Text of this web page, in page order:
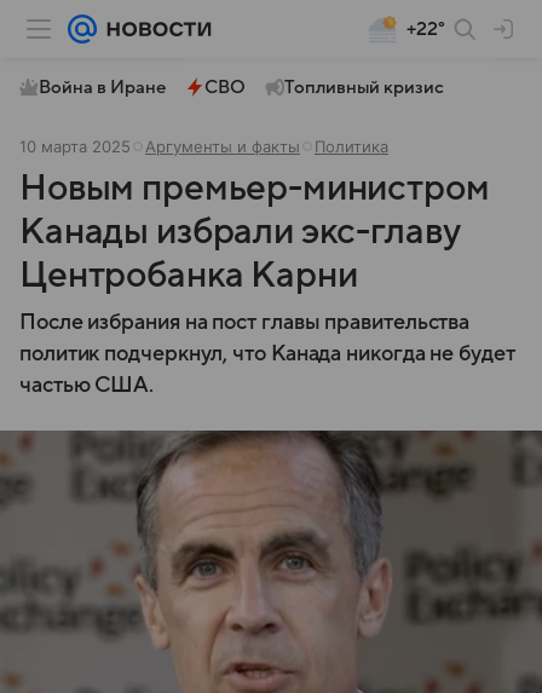
+22°
Война в Иране СВО Топливный кризис
10 марта 2025 Аргументы и факты Политика
Новым премьер-министром
Канады избрали экс-главу
Центробанка Карни
После избрания на пост главы правительства
политик подчеркнул, что Канада никогда не будет
частью США.